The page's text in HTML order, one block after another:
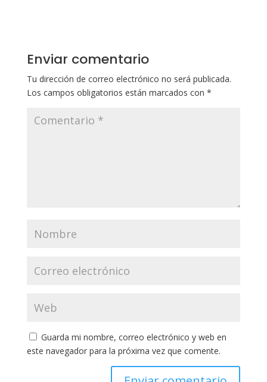
Enviar comentario
Tu dirección de correo electrónico no será publicada.
Los campos obligatorios están marcados con *
Guarda mi nombre, correo electrónico y web en
este navegador para la próxima vez que comente.